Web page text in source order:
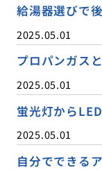
給湯器選びで
2025.05.01
プロパンガス
2025.05.01
蛍光灯から
2025.05.01
自分でできる